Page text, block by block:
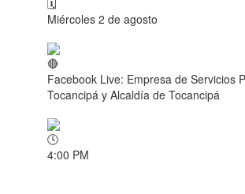
Miércoles 2 de agosto
Facebook Live: Empresa de Servicios
Tocancipá y Alcaldía de Tocancipá
4:00 PM